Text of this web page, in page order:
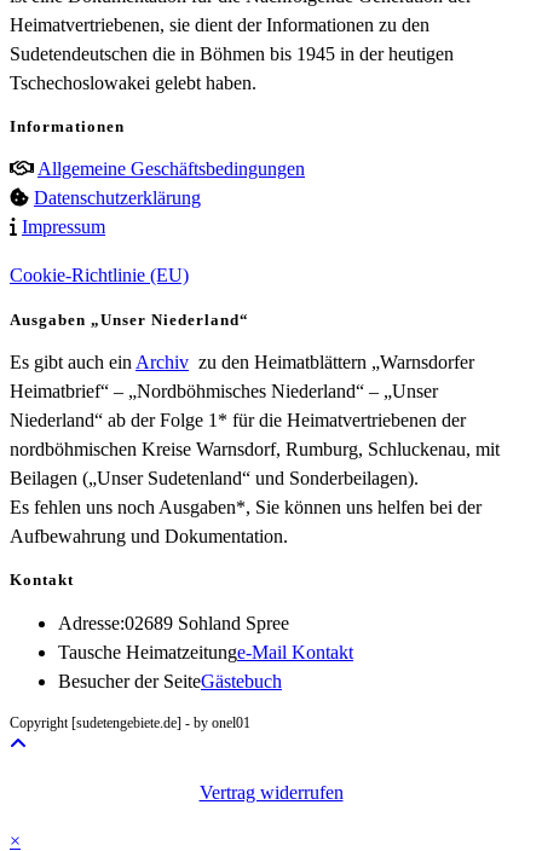
Heimatvertriebenen, sie dient der Informationen zu den
Sudetendeutschen die in Böhmen bis 1945 in der heutigen
Tschechoslowakei gelebt haben.
Informationen
Allgemeine Geschäftsbedingungen
Datenschutzerklärung
Impressum
Cookie-Richtlinie (EU)
Ausgaben „Unser Niederland“
Es gibt auch ein Archiv zu den Heimatblättern „Warnsdorfer
Heimatbrief“ – „Nordböhmisches Niederland“ – „Unser
Niederland“ ab der Folge 1* für die Heimatvertriebenen der
nordböhmischen Kreise Warnsdorf, Rumburg, Schluckenau, mit
Beilagen („Unser Sudetenland“ und Sonderbeilagen).
Es fehlen uns noch Ausgaben*, Sie können uns helfen bei der
Aufbewahrung und Dokumentation.
Kontakt
Adresse:02689 Sohland Spree
Tausche Heimatzeitunge-Mail KontaktOpens
Besucher der SeiteGästebuch
Copyright [sudetengebiete.de] - by onel01
Vertrag widerrufen
×